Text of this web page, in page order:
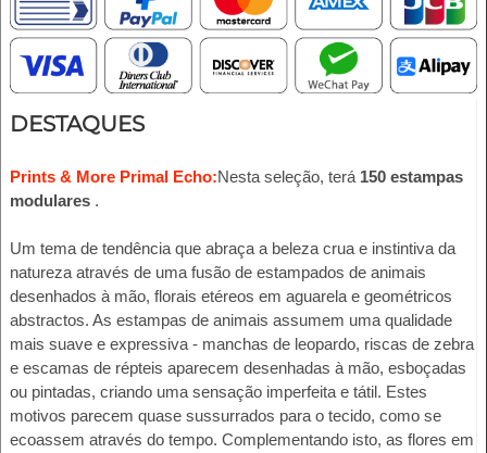
DESTAQUES
Prints & More Primal Echo:Nesta seleção, terá 150 estampas
modulares .
Um tema de tendência que abraça a beleza crua e instintiva da
natureza através de uma fusão de estampados de animais
desenhados à mão, florais etéreos em aguarela e geométricos
abstractos. As estampas de animais assumem uma qualidade
mais suave e expressiva - manchas de leopardo, riscas de zebra
e escamas de répteis aparecem desenhadas à mão, esboçadas
ou pintadas, criando uma sensação imperfeita e tátil. Estes
motivos parecem quase sussurrados para o tecido, como se
ecoassem através do tempo. Complementando isto, as flores em